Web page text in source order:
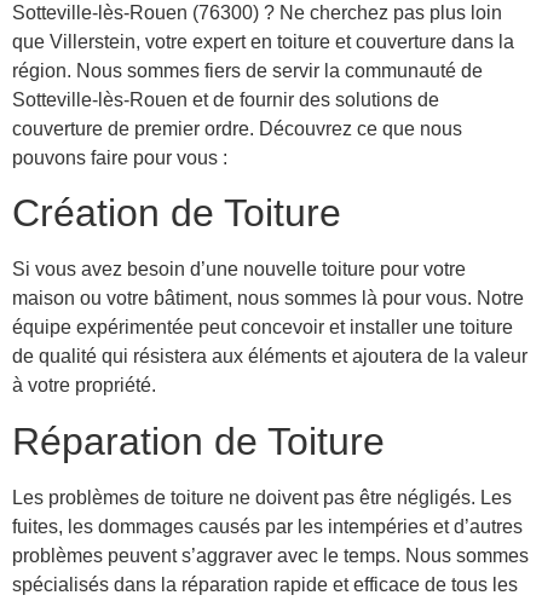
Sotteville-lès-Rouen (76300) ? Ne cherchez pas plus loin
que Villerstein, votre expert en toiture et couverture dans la
région. Nous sommes fiers de servir la communauté de
Sotteville-lès-Rouen et de fournir des solutions de
couverture de premier ordre. Découvrez ce que nous
pouvons faire pour vous :
Création de Toiture
Si vous avez besoin d’une nouvelle toiture pour votre
maison ou votre bâtiment, nous sommes là pour vous. Notre
équipe expérimentée peut concevoir et installer une toiture
de qualité qui résistera aux éléments et ajoutera de la valeur
à votre propriété.
Réparation de Toiture
Les problèmes de toiture ne doivent pas être négligés. Les
fuites, les dommages causés par les intempéries et d’autres
problèmes peuvent s’aggraver avec le temps. Nous sommes
spécialisés dans la réparation rapide et efficace de tous les